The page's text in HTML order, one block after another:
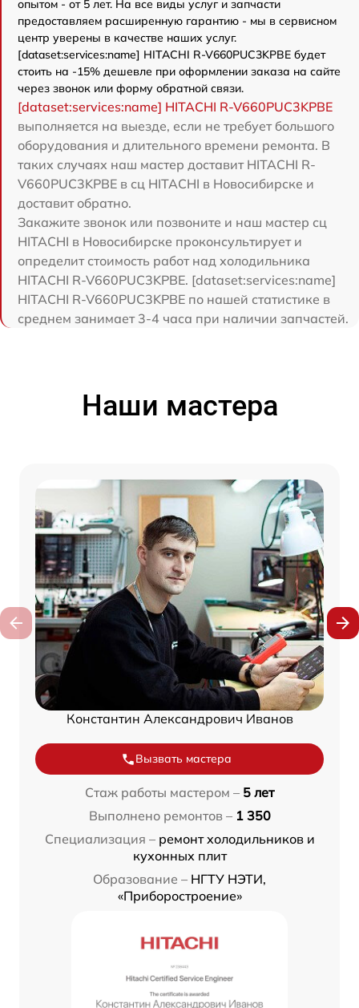
опытом - от 5 лет. На все виды услуг и запчасти
предоставляем расширенную гарантию - мы в сервисном
центр уверены в качестве наших услуг.
[dataset:services:name] HITACHI R-V660PUC3KPBE будет
стоить на -15% дешевле при оформлении заказа на сайте
через звонок или форму обратной связи.
[dataset:services:name] HITACHI R-V660PUC3KPBE
выполняется на выезде, если не требует большого
оборудования и длительного времени ремонта. В
таких случаях наш мастер доставит HITACHI R-
V660PUC3KPBE в сц HITACHI в Новосибирске и
доставит обратно.
Закажите звонок или позвоните и наш мастер сц
HITACHI в Новосибирске проконсультирует и
определит стоимость работ над холодильника
HITACHI R-V660PUC3KPBE. [dataset:services:name]
HITACHI R-V660PUC3KPBE по нашей статистике в
среднем занимает 3-4 часа при наличии запчастей.
Наши мастера
Константин Александрович Иванов
Вызвать мастера
Стаж работы мастером – 5 лет
Выполнено ремонтов – 1 350
Специализация – ремонт холодильников и
кухонных плит
Образование – НГТУ НЭТИ,
«Приборостроение»